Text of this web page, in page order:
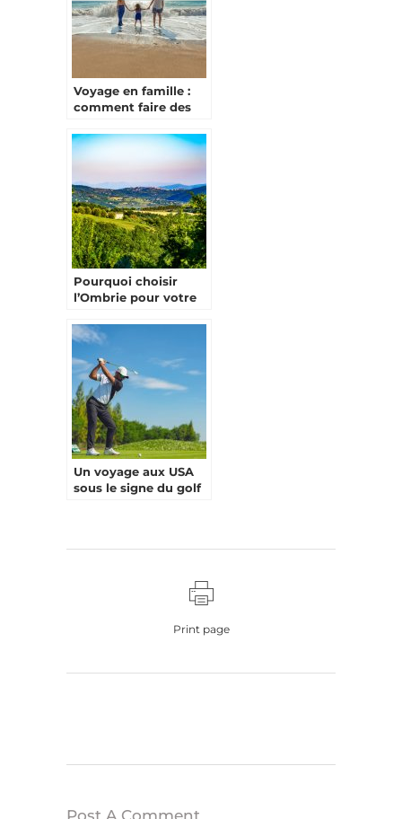
Voyage en famille :
comment faire des
budget ?
Pourquoi choisir
l’Ombrie pour votre
Un voyage aux USA
sous le signe du golf
Print page
Post A Comment